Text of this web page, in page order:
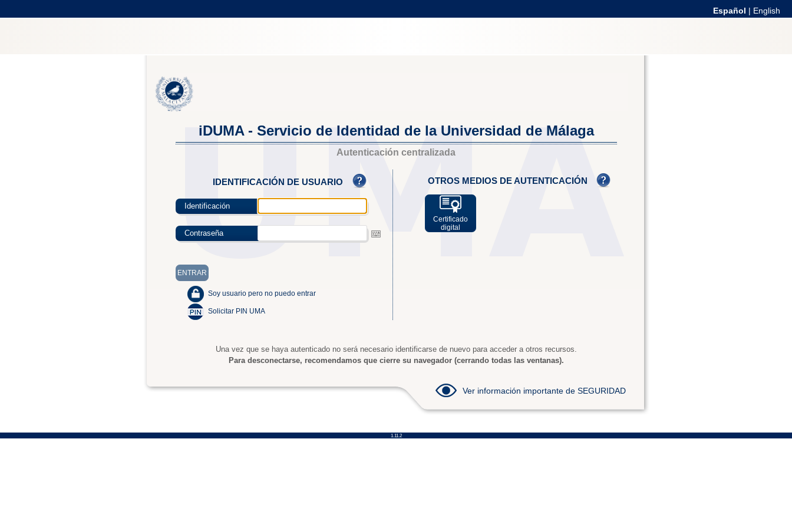
Español | English
iDUMA - Servicio de Identidad de la Universidad de Málaga
Autenticación centralizada
IDENTIFICACIÓN DE USUARIO
Identificación
Contraseña
Soy usuario pero no puedo entrar
Solicitar PIN UMA
OTROS MEDIOS DE AUTENTICACIÓN
Certificado
digital
Una vez que se haya autenticado no será necesario identificarse de nuevo para acceder a otros recursos.
Para desconectarse, recomendamos que cierre su navegador (cerrando todas las ventanas).
Ver información importante de SEGURIDAD
1.11.2